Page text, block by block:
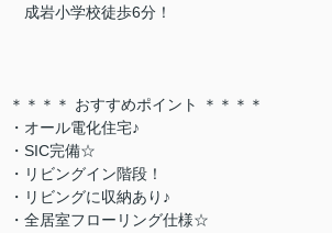
成岩小学校徒歩6分！
＊＊＊＊ おすすめポイント ＊＊＊＊
・オール電化住宅♪
・SIC完備☆
・リビングイン階段！
・リビングに収納あり♪
・全居室フローリング仕様☆